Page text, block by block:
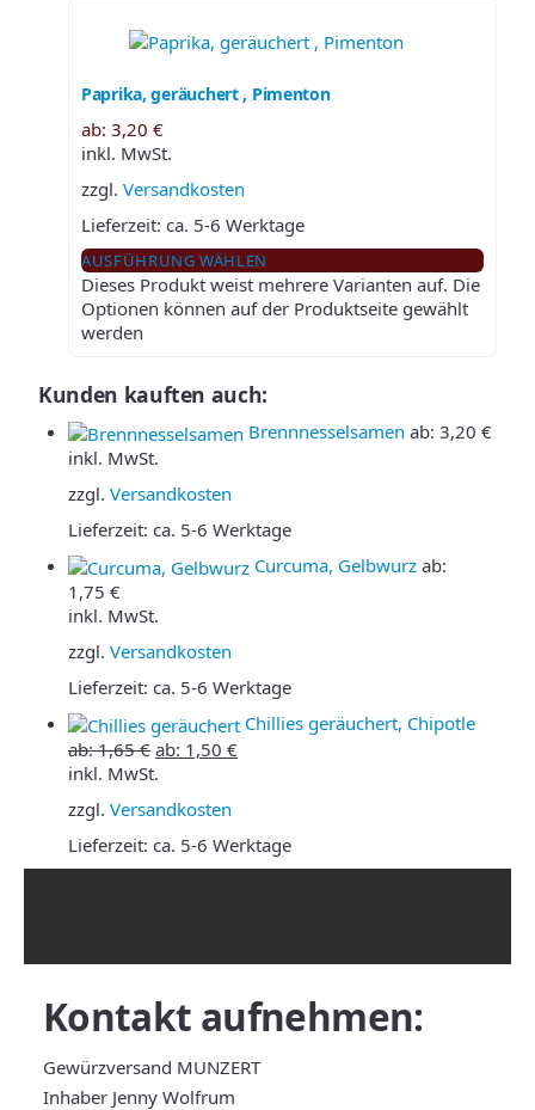
Paprika, geräuchert , Pimenton
ab: 3,20 €
inkl. MwSt.
zzgl. Versandkosten
Lieferzeit: ca. 5-6 Werktage
AUSFÜHRUNG WÄHLEN
Dieses Produkt weist mehrere Varianten auf. Die
Optionen können auf der Produktseite gewählt
werden
Kunden kauften auch:
Brennnesselsamen ab: 3,20 €
inkl. MwSt.
zzgl. Versandkosten
Lieferzeit: ca. 5-6 Werktage
Curcuma, Gelbwurz ab:
1,75 €
inkl. MwSt.
zzgl. Versandkosten
Lieferzeit: ca. 5-6 Werktage
Chillies geräuchert, Chipotle
ab:1,65€ ab: 1,50 €
inkl. MwSt.
zzgl. Versandkosten
Lieferzeit: ca. 5-6 Werktage
Kontakt aufnehmen:
Gewürzversand MUNZERT
Inhaber Jenny Wolfrum